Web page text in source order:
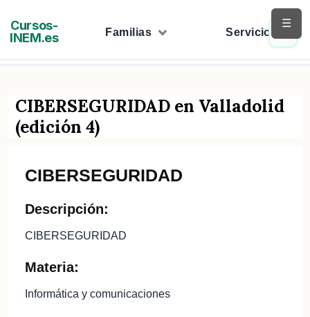
contenido
Cursos-
INEM.es
Familias Servicios
CIBERSEGURIDAD en Valladolid
(edición 4)
CIBERSEGURIDAD
Descripción:
CIBERSEGURIDAD
Materia:
Informática y comunicaciones
☰